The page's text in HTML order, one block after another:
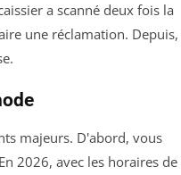
a scanné deux fois la
une réclamation. Depuis,
majeurs. D'abord, vous
2026, avec les horaires de